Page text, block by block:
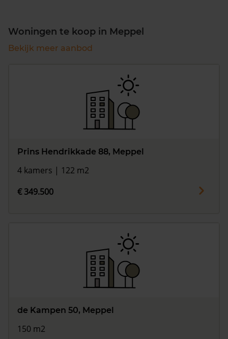
Woningen te koop in Meppel
Bekijk meer aanbod
Prins Hendrikkade 88, Meppel
4 kamers | 122 m2
€ 349.500
de Kampen 50, Meppel
150 m2